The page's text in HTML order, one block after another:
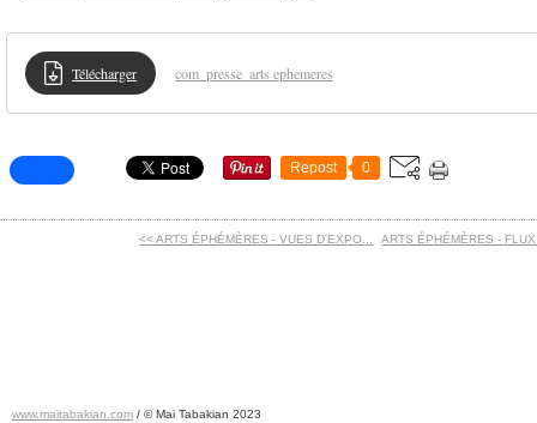
Télécharger com_presse_arts ephemeres
Repost 0
<< ARTS ÉPHÉMÈRES - VUES D'EXPO... ARTS ÉPHÉMÈRES -
www.maitabakian.com / © Mai Tabakian 2023